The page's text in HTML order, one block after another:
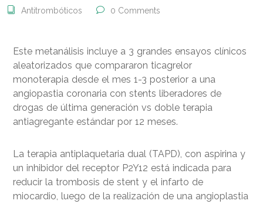
Antitrombóticos 0 Comments
Este metanálisis incluye a 3 grandes ensayos clínicos
aleatorizados que compararon ticagrelor
monoterapia desde el mes 1-3 posterior a una
angiopastia coronaria con stents liberadores de
drogas de última generación vs doble terapia
antiagregante estándar por 12 meses.
La terapia antiplaquetaria dual (TAPD), con aspirina y
un inhibidor del receptor P2Y12 está indicada para
reducir la trombosis de stent y el infarto de
miocardio, luego de la realización de una angioplastia